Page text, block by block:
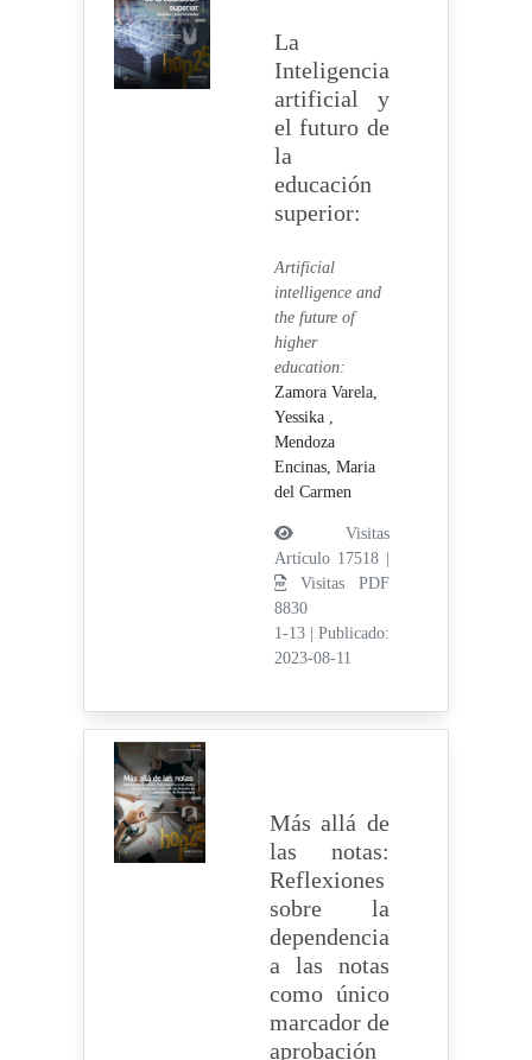
La
Inteligencia
artificial y
el futuro de
la
educación
superior:
Artificial
intelligence and
the future of
higher
education:
Zamora Varela,
Yessika ,
Mendoza
Encinas, Maria
del Carmen
Visitas
Artículo 17518 |
Visitas PDF
8830
1-13
Publicado:
2023-08-11
Más allá de
las notas:
Reflexiones
sobre la
dependencia
a las notas
como único
marcador de
aprobación